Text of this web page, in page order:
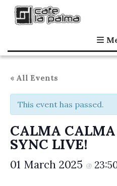
Café la Palma
Programming live music in Madrid
« All Events
This event has passed.
CALMA CALMA
SYNC LIVE!
01 March 2025 @